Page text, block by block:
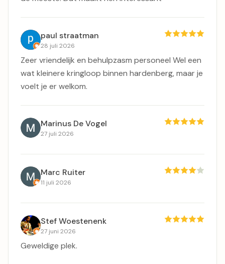
paul straatman
28 juli 2026
Zeer vriendelijk en behulpzasm personeel Wel een
wat kleinere kringloop binnen hardenberg, maar je
voelt je er welkom.
Marinus De Vogel
27 juli 2026
Marc Ruiter
11 juli 2026
Stef Woestenenk
27 juni 2026
Geweldige plek.